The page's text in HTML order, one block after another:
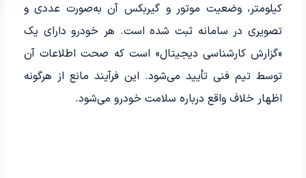
کیلومتر، وضعیت موتور و گیربکس آن به‌صورت عددی و
تصویری در سامانه ثبت شده است. هر خودرو دارای یک
«گزارش کارشناسی دیجیتال» است که صحت اطلاعات آن
توسط تیم فنی تأیید می‌شود. این فرآیند مانع از هرگونه
اظهار خلاف واقع درباره سلامت خودرو می‌شود.